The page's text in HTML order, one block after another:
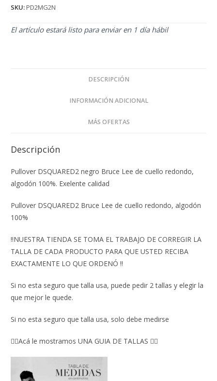
SKU:PD2MG2N
El artículo estará listo para enviar en 1 día hábil
DESCRIPCIÓN
INFORMACIÓN ADICIONAL
MÁS OFERTAS
Descripción
Pullover DSQUARED2 negro Bruce Lee de cuello redondo,
algodón 100%. Exelente calidad
Pullover DSQUARED2 Bruce Lee de cuello redondo, algodón
100%
‼️NUESTRA TIENDA SE TOMA EL TRABAJO DE CORREGIR LA
TALLA DE CADA PRODUCTO PARA QUE USTED RECIBA
EXACTAMENTE LO QUE ORDENÓ ‼️
Si no esta seguro que talla usa, puede pedir 2 tallas y elegir la
que mejor le quede.
Si no esta seguro que talla usa, solo debe medirse
👇🏼Acá le mostramos UNA GUIA DE TALLAS 👇🏻